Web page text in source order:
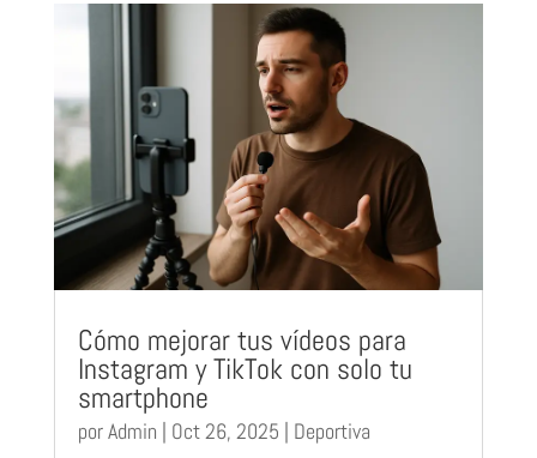
Cómo mejorar tus vídeos para
Instagram y TikTok con solo tu
smartphone
porAdmin | Oct 26, 2025 | Deportiva